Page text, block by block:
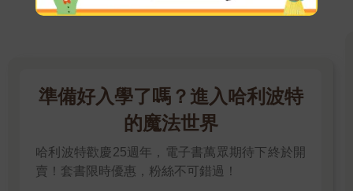
準備好入學了嗎？進入哈利波特
的魔法世界
哈利波特歡慶25週年，電子書萬眾期待下終於開
賣！套書限時優惠，粉絲不可錯過！